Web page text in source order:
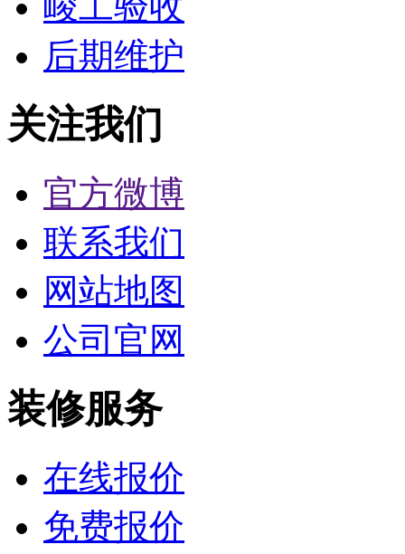
后期维护
关注我们
官方微博
联系我们
网站地图
公司官网
装修服务
在线报价
免费报价